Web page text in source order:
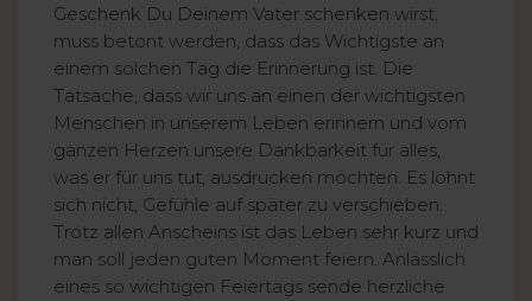
Geschenk Du Deinem Vater schenken wirst,
muss betont werden, dass das Wichtigste an
einem solchen Tag die Erinnerung ist. Die
Tatsache, dass wir uns an einen der wichtigsten
Menschen in unserem Leben erinnern und vom
ganzen Herzen unsere Dankbarkeit für alles,
was er für uns tut, ausdrücken möchten. Es lohnt
sich nicht, Gefühle auf später zu verschieben.
Trotz allen Anscheins ist das Leben sehr kurz und
man soll jeden guten Moment feiern. Anlässlich
eines so wichtigen Feiertags sende herzliche